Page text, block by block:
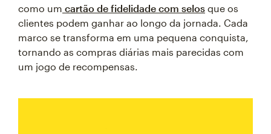
como um cartão de fidelidade com selos que os
clientes podem ganhar ao longo da jornada. Cada
marco se transforma em uma pequena conquista,
tornando as compras diárias mais parecidas com
um jogo de recompensas.